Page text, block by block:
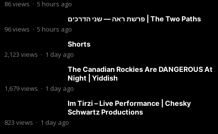
86views · 5 hours ago
פרשת ראה — שני הדרכים | The Two Paths
96views · 5 hours ago
Shorts
2,123 views · 1 day ago
The Canadian Rockies Are DANGEROUS At
Night | Yiddish
1,679views · 1 day ago
Im Tirzi – Live Performance | Chesky
Schwartz Productions
823 views · 1 day ago